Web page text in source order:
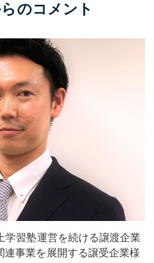
のコメント
学習塾運営を続ける譲渡企業
事業を展開する譲受企業様